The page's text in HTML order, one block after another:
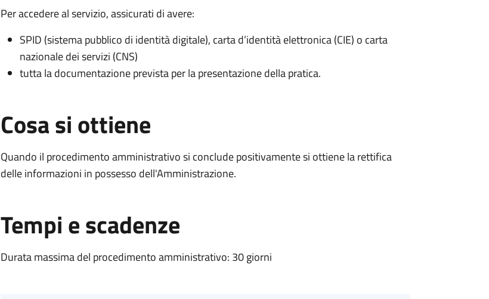
Per accedere al servizio, assicurati di avere:
SPID (sistema pubblico di identità digitale), carta d’identità elettronica (CIE) o carta
nazionale dei servizi (CNS)
tutta la documentazione prevista per la presentazione della pratica.
Cosa si ottiene
Quando il procedimento amministrativo si conclude positivamente si ottiene la rettifica
delle informazioni in possesso dell'Amministrazione.
Tempi e scadenze
Durata massima del procedimento amministrativo: 30 giorni